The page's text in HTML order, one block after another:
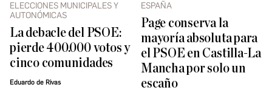
ELECCIONES MUNICIPALES Y
AUTONÓMICAS
La debacle del PSOE:
pierde 400.000 votos y
cinco comunidades
Eduardo de Rivas
ESPAÑA
Page conserva la
mayoría absoluta para
el PSOE en Castilla-La
Mancha por solo un
escaño